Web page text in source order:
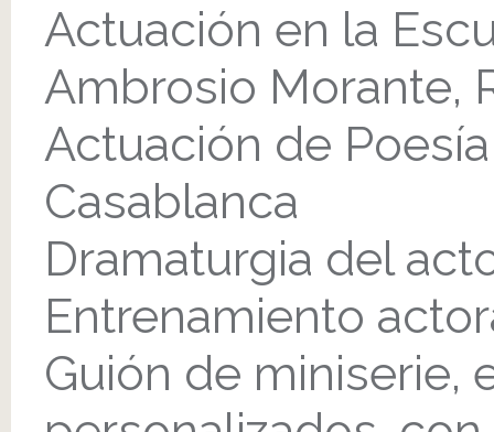
Actuación en la
Ambrosio Morante,
Actuación de
Casablanca
Dramaturgia del
Entrenamiento
Guión de miniserie,